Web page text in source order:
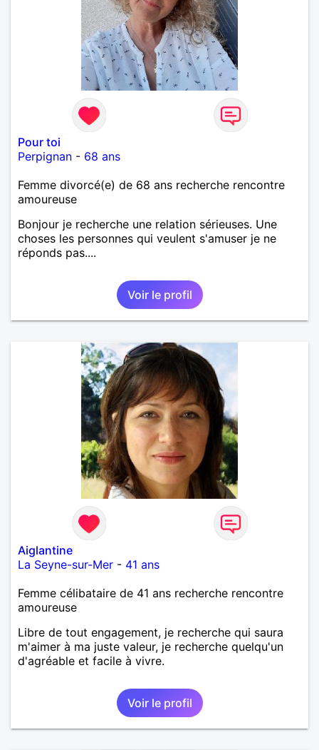
Pour toi
Perpignan - 68 ans
Femme divorcé(e) de 68 ans recherche rencontre
amoureuse
Bonjour je recherche une relation sérieuses. Une
choses les personnes qui veulent s'amuser je ne
réponds pas....
Voir le profil
Aiglantine
La Seyne-sur-Mer - 41 ans
Femme célibataire de 41 ans recherche rencontre
amoureuse
Libre de tout engagement, je recherche qui saura
m'aimer à ma juste valeur, je recherche quelqu'un
d'agréable et facile à vivre.
Voir le profil